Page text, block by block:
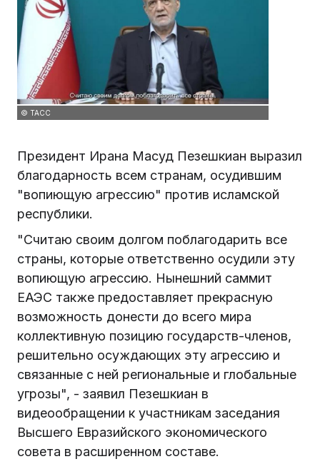
© ТАСС
Президент Ирана Масуд Пезешкиан выразил
благодарность всем странам, осудившим
"вопиющую агрессию" против исламской
республики.
"Считаю своим долгом поблагодарить все
страны, которые ответственно осудили эту
вопиющую агрессию. Нынешний саммит
ЕАЭС также предоставляет прекрасную
возможность донести до всего мира
коллективную позицию государств-членов,
решительно осуждающих эту агрессию и
связанные с ней региональные и глобальные
угрозы", - заявил Пезешкиан в
видеообращении к участникам заседания
Высшего Евразийского экономического
совета в расширенном составе.